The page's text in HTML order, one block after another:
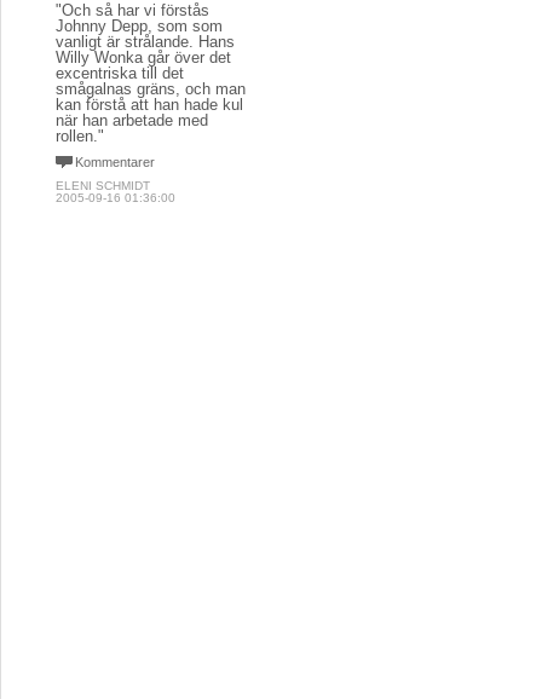
"Och så har vi förstås
Johnny Depp, som som
vanligt är strålande. Hans
Willy Wonka går över det
excentriska till det
smågalnas gräns, och man
kan förstå att han hade kul
när han arbetade med
rollen."
Kommentarer
ELENI SCHMIDT
2005-09-16 01:36:00